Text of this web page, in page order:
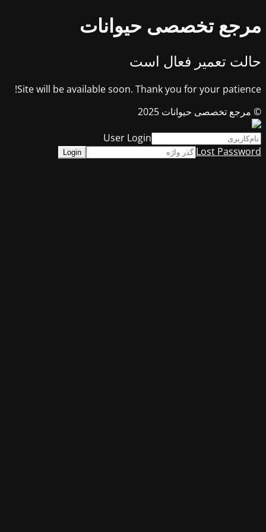
مرجع تخصصی حیوانات
حالت تعمیر فعال است
Site will be available soon. Thank you for your patience!
© مرجع تخصصی حیوانات 2025
User Login
Lost Password